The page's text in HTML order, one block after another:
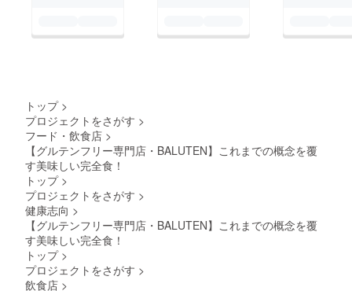
トップ >
プロジェクトをさがす >
フード・飲食店 >
【グルテンフリー専門店・BALUTEN】これまでの概念を覆
す美味しい完全食！
トップ >
プロジェクトをさがす >
健康志向 >
【グルテンフリー専門店・BALUTEN】これまでの概念を覆
す美味しい完全食！
トップ >
プロジェクトをさがす >
飲食店 >